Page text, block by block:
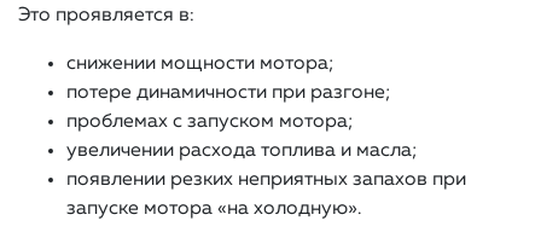
Это проявляется в:
снижении мощности мотора;
потере динамичности при разгоне;
проблемах с запуском мотора;
увеличении расхода топлива и масла;
появлении резких неприятных запахов при
запуске мотора «на холодную».